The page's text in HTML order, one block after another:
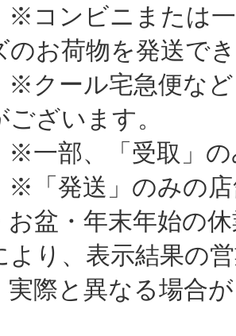
ンビニまたは一
のお荷物を発送で
ール宅急便など
ございます。
部、「受取」の
発送」のみの店
盆・年末年始の
より、表示結果の
と異なる場合が